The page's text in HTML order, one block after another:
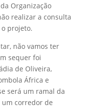
Organização
realizar a consulta
projeto.
não vamos ter
sequer foi
de Oliveira,
África e
será um ramal da
corredor de